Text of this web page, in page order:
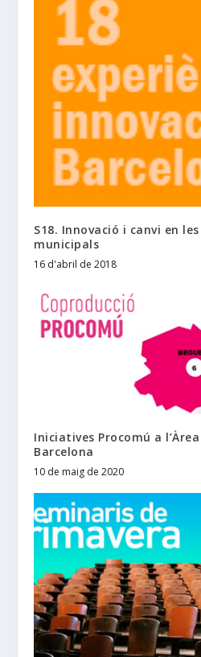
S18. Innovació i canvi en
municipals
16 d'abril de 2018
Iniciatives Procomú a
Barcelona
10 de maig de 2020